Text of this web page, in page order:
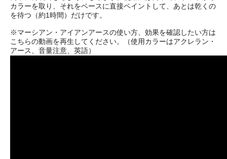
カラーを取り、それをベースに直接ペイントして、あとは乾くの
を待つ（約1時間）だけです。
※マーシアン・アイアンアースの使い方、効果を確認したい方は
こちらの動画を再生してください。（使用カラーはアクレラン・
アース、音量注意、英語）